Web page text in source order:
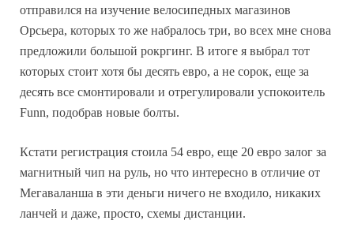
отправился на изучение велосипедных магазинов
Орсьера, которых то же набралось три, во всех мне снова
предложили большой рокргинг. В итоге я выбрал тот
которых стоит хотя бы десять евро, а не сорок, еще за
десять все смонтировали и отрегулировали успокоитель
Funn, подобрав новые болты.
Кстати регистрация стоила 54 евро, еще 20 евро залог за
магнитный чип на руль, но что интересно в отличие от
Мегаваланша в эти деньги ничего не входило, никаких
ланчей и даже, просто, схемы дистанции.